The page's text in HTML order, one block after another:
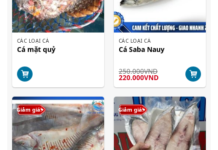
CÁC LOẠI CÁ
Cá mặt quỷ
CÁC LOẠI CÁ
Cá Saba Nauy
250.000VND
Giá
gốc
là:
250.000VND.
220.000VNDGiá
tại
là:
220.000VND.
Giảm giá! Giảm giá!